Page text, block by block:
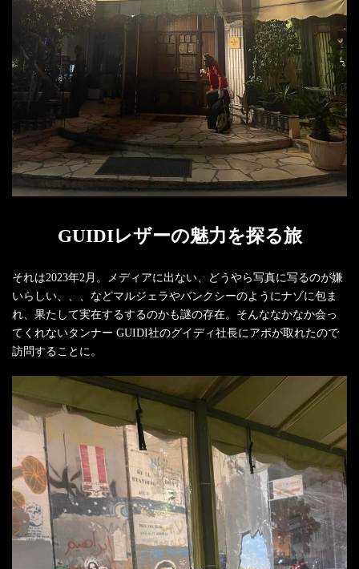
GUIDIレザーの魅力を探る旅
それは2023年2月。メディアに出ない、どうやら写真に写るのが嫌
いらしい、、、などマルジェラやバンクシーのようにナゾに包ま
れ、果たして実在するするのかも謎の存在。そんななかなか会っ
てくれないタンナー GUIDI社のグイディ社長にアポが取れたので
訪問することに。